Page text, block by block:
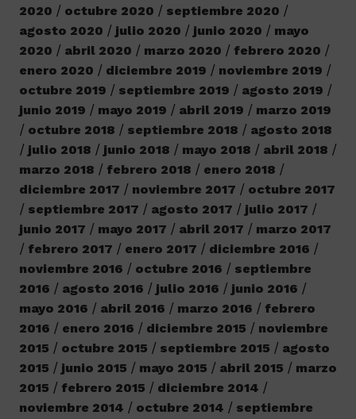
2020
octubre 2020
septiembre 2020
agosto 2020
julio 2020 junio 2020
mayo
2020
abril 2020 marzo 2020
febrero 2020
enero 2020
diciembre 2019
noviembre 2019
octubre 2019
septiembre 2019
agosto 2019
junio 2019
mayo 2019 abril 2019
marzo 2019
octubre 2018
septiembre 2018
agosto 2018
julio 2018
junio 2018 mayo 2018
abril 2018
marzo 2018
febrero 2018
enero 2018
diciembre 2017
noviembre 2017
octubre 2017
septiembre 2017
agosto 2017
julio 2017
junio 2017
mayo 2017 abril 2017
marzo 2017
febrero 2017
enero 2017
diciembre 2016
noviembre 2016
octubre 2016
septiembre
2016
agosto 2016 julio 2016
junio 2016
mayo 2016
abril 2016 marzo 2016
febrero
2016
enero 2016 diciembre 2015
noviembre
2015
octubre 2015 septiembre 2015
agosto
2015
junio 2015 mayo 2015 abril 2015
marzo
2015
febrero 2015
diciembre 2014
noviembre 2014
octubre 2014
septiembre